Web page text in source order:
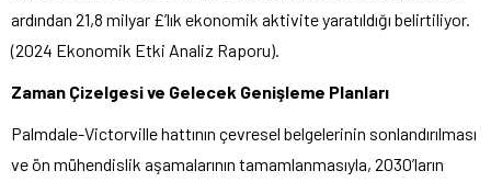
ardından 21,8 milyar £’lık ekonomik aktivite yaratıldığı belirtiliyor.
(2024 Ekonomik Etki Analiz Raporu).
Zaman Çizelgesi ve Gelecek Genişleme Planları
Palmdale-Victorville hattının çevresel belgelerinin sonlandırılması
ve ön mühendislik aşamalarının tamamlanmasıyla, 2030’ların